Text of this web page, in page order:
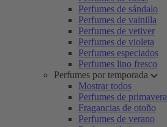
Perfumes de sándalo
Perfumes de vainilla
Perfumes de vetiver
Perfumes de violeta
Perfumes especiados
Perfumes lino fresco
Perfumes por temporada
Mostrar todos
Perfumes de primavera
Fragancias de otoño
Perfumes de verano